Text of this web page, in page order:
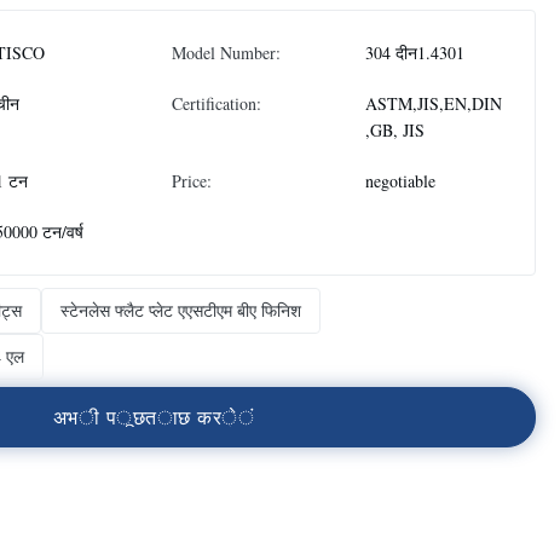
Model Number: 304 दीन1.4301
Certification:
ASTM,JIS,EN,DIN
,GB, JIS
टन Price: negotiable
टन/वर्ष
स्टेनलेस फ्लैट प्लेट एएसटीएम बीए फिनिश
एल
अभी पूछताछ करें